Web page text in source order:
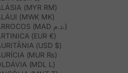
(MYR RM)
(MWK MK)
MARROCOS (MAD د.م.)
(EUR €)
(USD $)
(MUR ₨)
(MDL L)